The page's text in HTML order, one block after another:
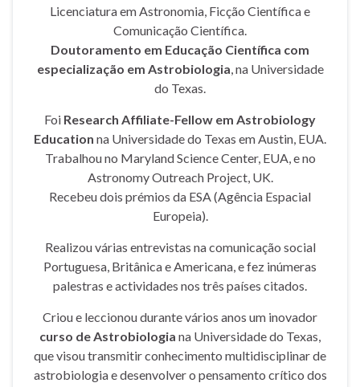
Licenciatura em Astronomia, Ficção Científica e
Comunicação Científica.
Doutoramento em Educação Científica com
especialização em Astrobiologia, na Universidade
do Texas.
Foi Research Affiliate-Fellow em Astrobiology
Education na Universidade do Texas em Austin, EUA.
Trabalhou no Maryland Science Center, EUA, e no
Astronomy Outreach Project, UK.
Recebeu dois prémios da ESA (Agência Espacial
Europeia).
Realizou várias entrevistas na comunicação social
Portuguesa, Britânica e Americana, e fez inúmeras
palestras e actividades nos três países citados.
Criou e leccionou durante vários anos um inovador
curso de Astrobiologia na Universidade do Texas,
que visou transmitir conhecimento multidisciplinar de
astrobiologia e desenvolver o pensamento crítico dos